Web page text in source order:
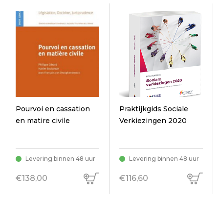
Pourvoi en cassation
en matire civile
Levering binnen 48 uur
€138,00
Praktijkgids Sociale
Verkiezingen 2020
Levering binnen 48 uur
€116,60